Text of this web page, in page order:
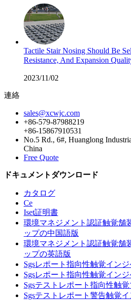
Tactile Stair Nosing Should Be
Resistance, And Expansion
2023/11/02
連絡
sales@xcwjc.com
+86-579-87988219
+86-15867910531
No.5 Rd., 6#, Huanglong
China
Free Quote
ドキュメントダウンロード
カタログ
Ce
Iset証明書
環境マネジメント認証触覚舗
ップの中国語版
環境マネジメント認証触覚舗
ップの英語版
Sgsレポート指向性触覚イン
Sgsレポート指向性触覚イン
Sgsテストレポート指向性触覚
Sgsテストレポート警告触覚